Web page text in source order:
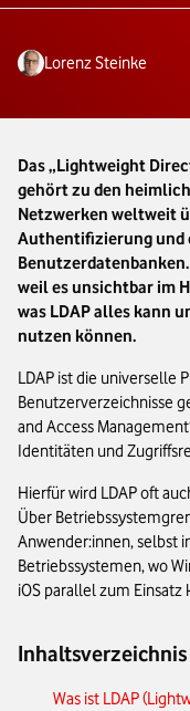
Lorenz Steinke
Das „Lightweight
gehört zu den
Netzwerken weltweit
Authentifizierung und
weil es unsichtbar im
was LDAP alles kann
nutzen können.
LDAP ist die universelle
Benutzerverzeichnisse
and Access
Identitäten und
Hierfür wird LDAP oft
Über
Anwender:innen, selbst
Betriebssystemen, wo
iOS parallel zum
Inhaltsverzeichnis
Was ist LDAP